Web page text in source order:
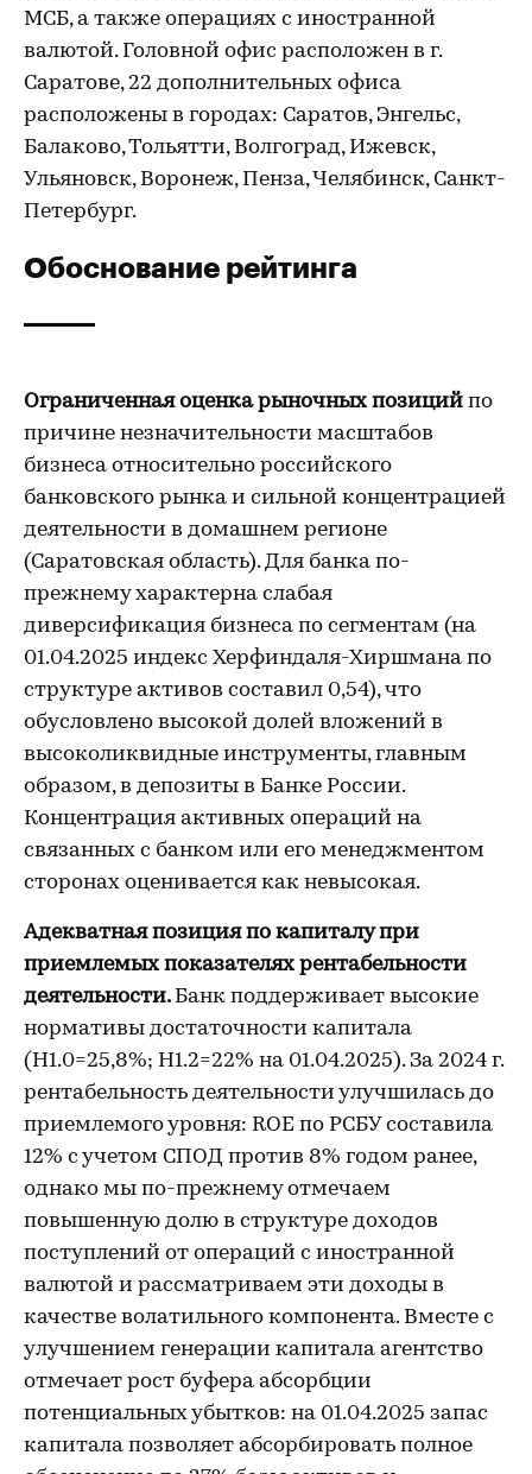
МСБ, а также операциях с иностранной
валютой. Головной офис расположен в г.
Саратове, 22 дополнительных офиса
расположены в городах: Саратов, Энгельс,
Балаково, Тольятти, Волгоград, Ижевск,
Ульяновск, Воронеж, Пенза, Челябинск, Санкт-
Петербург.
Обоснование рейтинга
Ограниченная оценка рыночных позиций по
причине незначительности масштабов
бизнеса относительно российского
банковского рынка и сильной концентрацией
деятельности в домашнем регионе
(Саратовская область). Для банка по-
прежнему характерна слабая
диверсификация бизнеса по сегментам (на
01.04.2025 индекс Херфиндаля-Хиршмана по
структуре активов составил 0,54), что
обусловлено высокой долей вложений в
высоколиквидные инструменты, главным
образом, в депозиты в Банке России.
Концентрация активных операций на
связанных с банком или его менеджментом
сторонах оценивается как невысокая.
Адекватная позиция по капиталу при
приемлемых показателях рентабельности
деятельности. Банк поддерживает высокие
нормативы достаточности капитала
(Н1.0=25,8%; Н1.2=22% на 01.04.2025). За 2024 г.
рентабельность деятельности улучшилась до
приемлемого уровня: ROE по РСБУ составила
12% с учетом СПОД против 8% годом ранее,
однако мы по-прежнему отмечаем
повышенную долю в структуре доходов
поступлений от операций с иностранной
валютой и рассматриваем эти доходы в
качестве волатильного компонента. Вместе с
улучшением генерации капитала агентство
отмечает рост буфера абсорбции
потенциальных убытков: на 01.04.2025 запас
капитала позволяет абсорбировать полное